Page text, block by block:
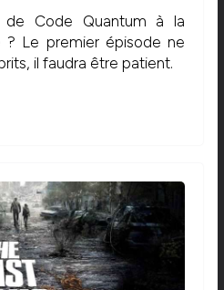
Code Quantum à la
? Le premier épisode ne
il faudra être patient.